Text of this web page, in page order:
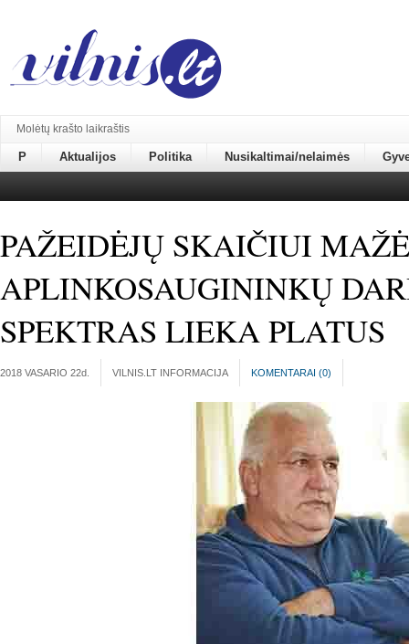
Molėtų krašto laikraštis
P Aktualijos Politika Nusikaltimai/nelaimės
PAŽEIDĖJŲ SKAIČIUI
APLINKOSAUGININKŲ
SPEKTRAS LIEKA PLATUS
2018 VASARIO 22d. VILNIS.LT INFORMACIJA KOMENTARAI (0)